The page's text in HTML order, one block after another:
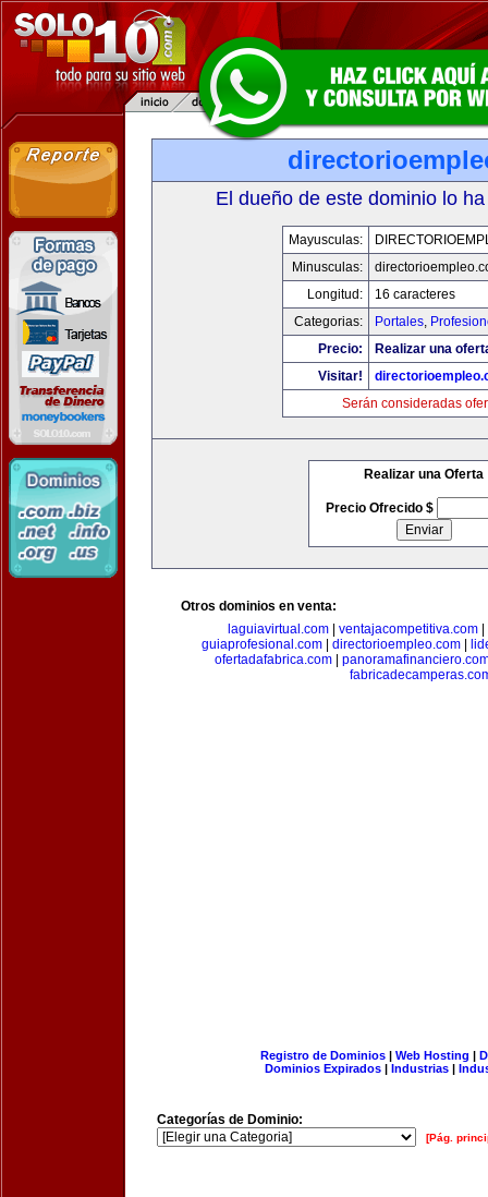
El dueño de este dominio lo
Mayusculas:
Minusculas:
Longitud:
16 caracteres
Categorias:
Portales,
Precio:
Realizar una
Visitar!
Serán consideradas
Realizar una Oferta
Precio Ofrecido $
Otros dominios en venta:
laguiavirtual.com
ventajacompetitiva.com
guiaprofesional.com| directorioempleo.com|
ofertadafabrica.com|
Registro de Dominios| Web Hosting |
Dominios Expirados | Industrias |
Categorías de Dominio:
[Pág.